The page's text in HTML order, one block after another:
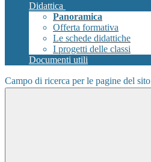
Didattica
Panoramica
Offerta formativa
Le schede didattiche
I progetti delle classi
Documenti utili
Campo di ricerca per le pagine del sito